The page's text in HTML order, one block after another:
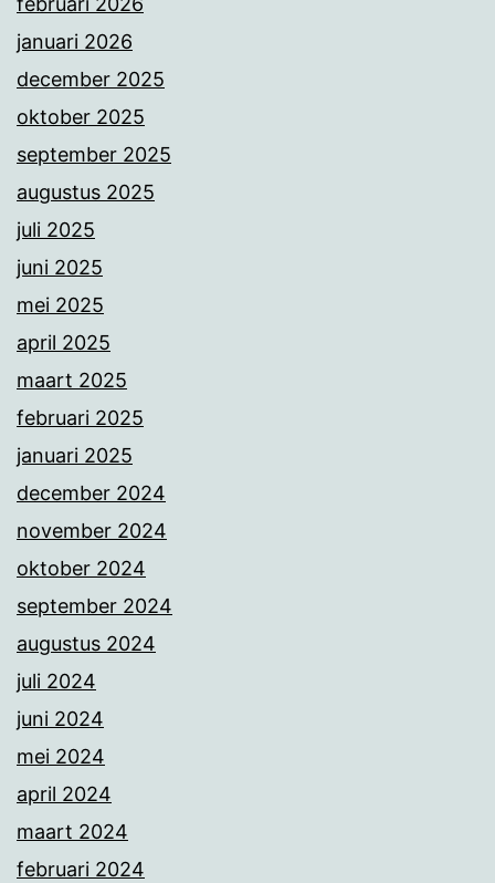
januari 2026
december 2025
oktober 2025
september 2025
augustus 2025
juli 2025
juni 2025
mei 2025
april 2025
maart 2025
februari 2025
januari 2025
december 2024
november 2024
oktober 2024
september 2024
augustus 2024
juli 2024
juni 2024
mei 2024
april 2024
maart 2024
februari 2024